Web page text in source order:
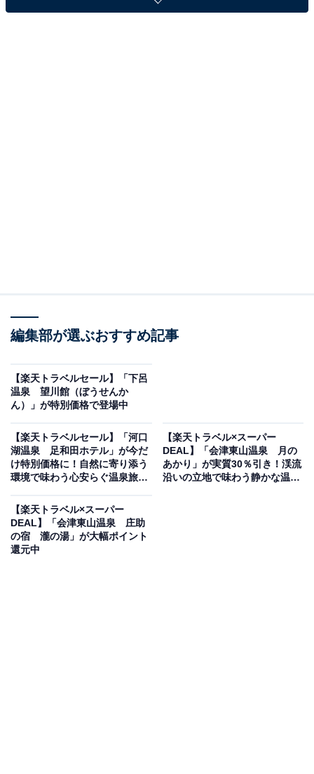
「氷見温泉郷 くつろぎの宿 うみあかり」は現在特別
楽天トラベルでホテルを見る
編集部が選ぶおすすめ記事
【楽天トラベルセール】「下呂
温泉 望川館（ぼうせんか
ん）」が特別価格で登場中
【楽天トラベルセール】「河口
湖温泉 足和田ホテル」が今だ
け特別価格に！自然に寄り添う
環境で味わう心安らぐ温泉旅
【楽天トラベル×スーパー
DEAL】「会津東山温泉 月の
あかり」が実質30％引き！渓流
沿いの立地で味わう静かな温泉
【楽天トラベル×スーパー
DEAL】「会津東山温泉 庄助
の宿 瀧の湯」が大幅ポイント
還元中